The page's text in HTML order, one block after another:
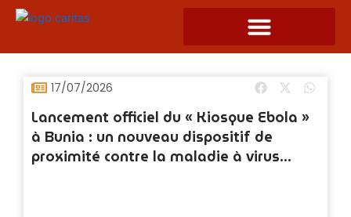
Skip
17/07/2026
Lancement officiel du « Kiosque Ebola »
à Bunia : un nouveau dispositif de
proximité contre la maladie à virus